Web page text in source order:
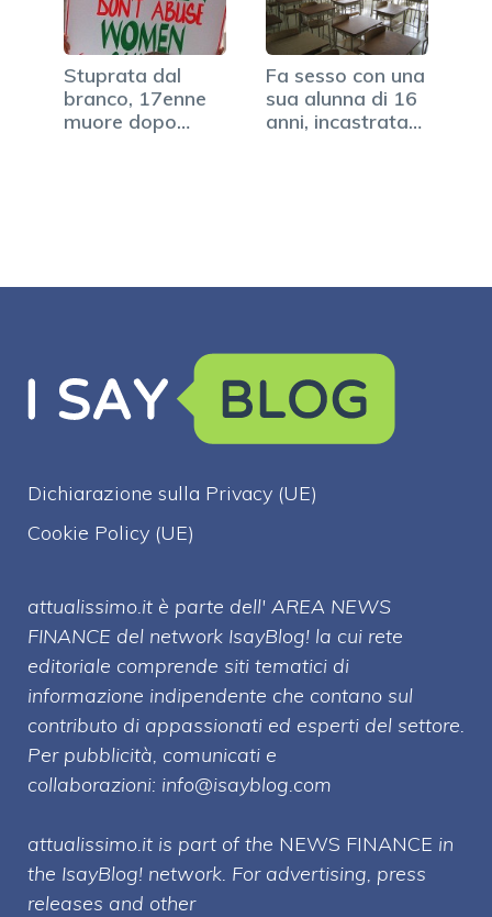
Stuprata dal
branco, 17enne
muore dopo
Fa sesso con una
sua alunna di 16
anni, incastrata…
Dichiarazione sulla Privacy (UE)
Cookie Policy (UE)
attualissimo.it è parte dell' AREA NEWS
FINANCE del network IsayBlog! la cui rete
editoriale comprende siti tematici di
informazione indipendente che contano sul
contributo di appassionati ed esperti del settore.
Per pubblicità, comunicati e
collaborazioni: info@isayblog.com
attualissimo.it is part of the NEWS FINANCE in
the IsayBlog! network. For advertising, press
releases and other